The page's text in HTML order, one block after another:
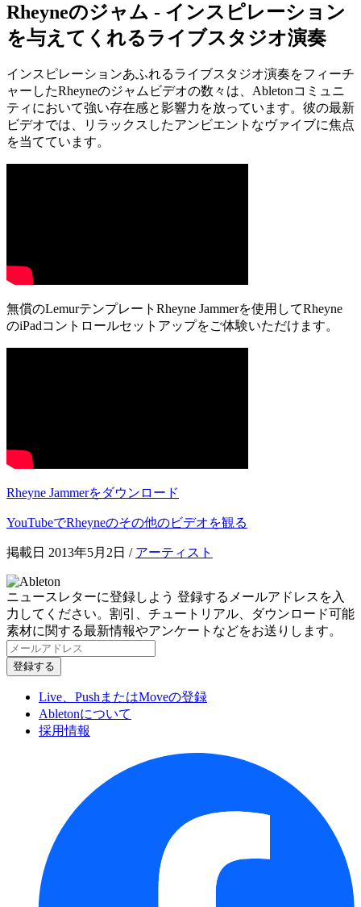
Rheyneのジャム - インスピレーション
を与えてくれるライブスタジオ演奏
インスピレーションあふれるライブスタジオ演奏をフィーチ
ャーしたRheyneのジャムビデオの数々は、Abletonコミュニ
ティにおいて強い存在感と影響力を放っています。彼の最新
ビデオでは、リラックスしたアンビエントなヴァイブに焦点
を当てています。
無償のLemurテンプレートRheyne Jammerを使用してRheyne
のiPadコントロールセットアップをご体験いただけます。
Rheyne Jammerをダウンロード
YouTubeでRheyneのその他のビデオを観る
掲載日 2013年5月2日 / アーティスト
ニュースレターに登録しよう 登録するメールアドレスを入
力してください。割引、チュートリアル、ダウンロード可能
素材に関する最新情報やアンケートなどをお送りします。
Live、PushまたはMoveの登録
Abletonについて
採用情報